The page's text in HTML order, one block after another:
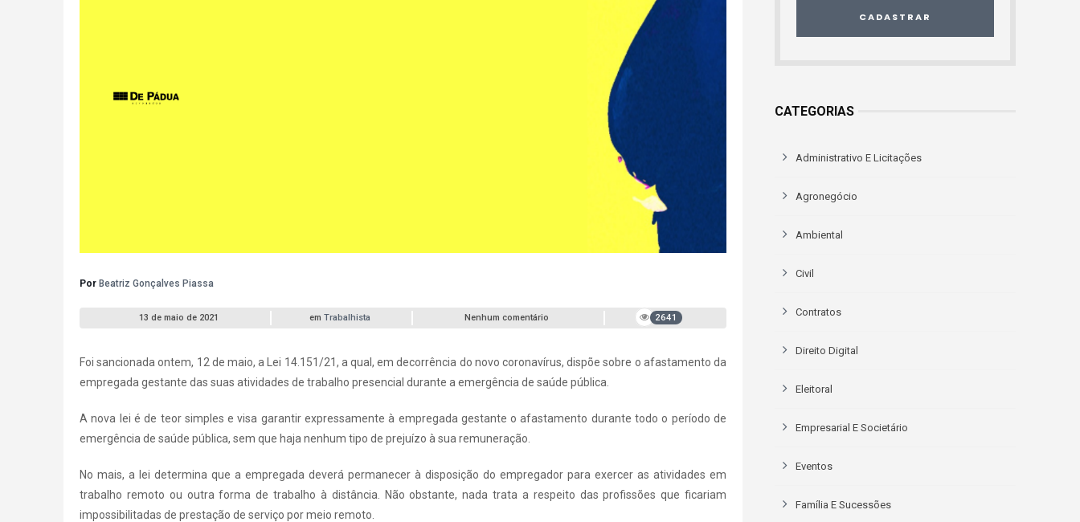
Por Beatriz Gonçalves Piassa
13 de maio de 2021 em Trabalhista Nenhum comentário 2641
Foi sancionada ontem, 12 de maio, a Lei 14.151/21, a qual, em decorrência do novo coronavírus, dispõe sobre o afastamento da
empregada gestante das suas atividades de trabalho presencial durante a emergência de saúde pública.
A nova lei é de teor simples e visa garantir expressamente à empregada gestante o afastamento durante todo o período de
emergência de saúde pública, sem que haja nenhum tipo de prejuízo à sua remuneração.
No mais, a lei determina que a empregada deverá permanecer à disposição do empregador para exercer as atividades em
trabalho remoto ou outra forma de trabalho à distância. Não obstante, nada trata a respeito das profissões que ficariam
impossibilitadas de prestação de serviço por meio remoto.
CADASTRAR
CATEGORIAS
Administrativo E Licitações
Agronegócio
Ambiental
Civil
Contratos
Direito Digital
Eleitoral
Empresarial E Societário
Eventos
Família E Sucessões